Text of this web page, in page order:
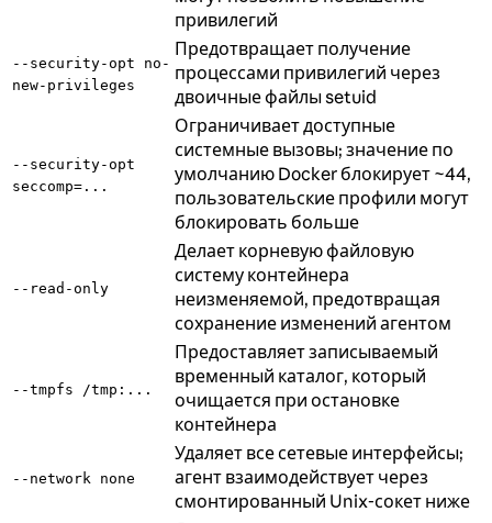
привилегий
--security-opt no-
new-privileges
Предотвращает получение
процессами привилегий через
двоичные файлы setuid
--security-opt
seccomp=...
Ограничивает доступные
системные вызовы; значение по
умолчанию Docker блокирует ~44,
пользовательские профили могут
блокировать больше
--read-only
Делает корневую файловую
систему контейнера
неизменяемой, предотвращая
сохранение изменений агентом
--tmpfs /tmp:...
Предоставляет записываемый
временный каталог, который
очищается при остановке
контейнера
--network none
Удаляет все сетевые интерфейсы;
агент взаимодействует через
смонтированный Unix-сокет ниже